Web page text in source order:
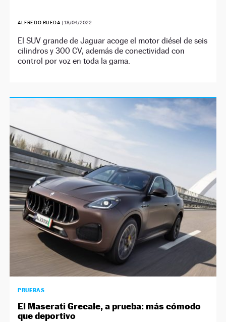
ALFREDO RUEDA | 18/04/2022
El SUV grande de Jaguar acoge el motor diésel de seis
cilindros y 300 CV, además de conectividad con
control por voz en toda la gama.
PRUEBAS
El Maserati Grecale, a prueba: más cómodo
que deportivo